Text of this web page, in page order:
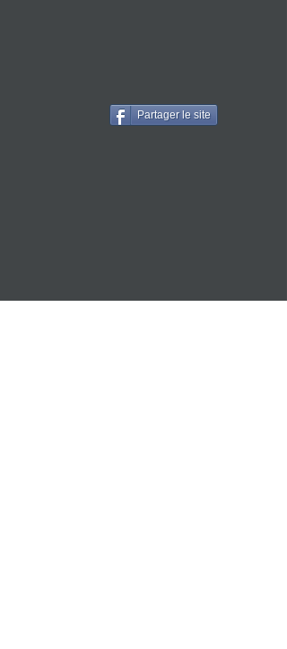
Partager le site